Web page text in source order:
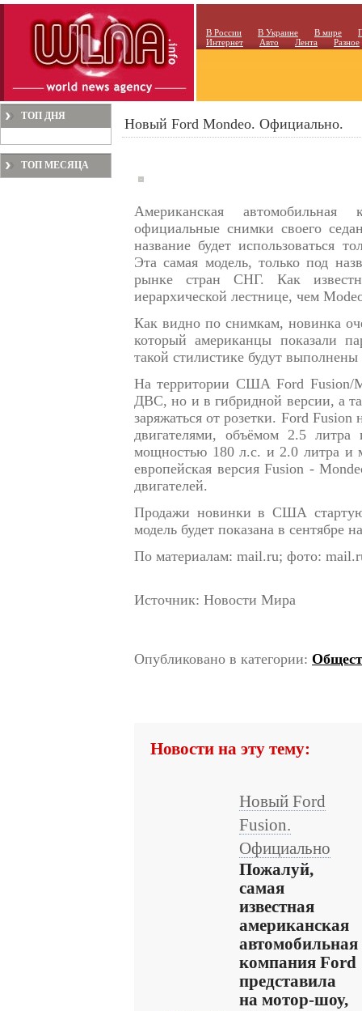
В России В Украине В мире
Интернет
Авто Лента Разное
ТОП ДНЯ
ТОП МЕСЯЦА
Новый Ford Mondeo. Официально.
Американская
официальные снимки своего
название будет использоваться
Эта самая модель, только под
рынке стран СНГ. Как
иерархической лестнице, чем
Как видно по снимкам, новинка
который американцы показали
такой стилистике будут
На территории США Ford Fusion/
ДВС, но и в гибридной версии, а
заряжаться от розетки. Ford Fusion
двигателями, объёмом 2.5
мощностью 180 л.с. и 2.0 литра и
европейская версия Fusion -
двигателей.
Продажи новинки в США
модель будет показана в сентябре
По материалам: mail.ru; фото:
Источник: Новости Мира
Опубликовано в категории:
Новости на эту тему:
Новый Ford
Fusion.
Официально
Пожалуй,
самая
известная
американская
автомобильная
компания Ford
представила
на мотор-шоу,